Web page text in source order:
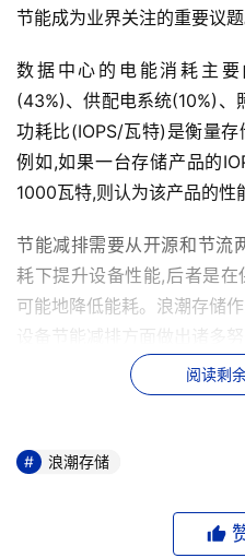
节能成为业界关注的重要议题
数据中心的电能消耗主
(43%)、供配电系统(10%)、
功耗比(IOPS/瓦特)是衡量存
例如,如果一台存储产品的
1000瓦特,则认为该产品的性
节能减排需要从开源和节流
耗下提升设备性能,后者是
可能地降低能耗。浪潮存储
设备节能减排方面做出诸多努
在“开源”方面,浪潮存储技术
潮存储基于SSD高速介质重
的自适应调度机制、单核数
CPU等核心组件之间的IO性
让存储性能得到提升,在不增
阅读剩
浪潮存储